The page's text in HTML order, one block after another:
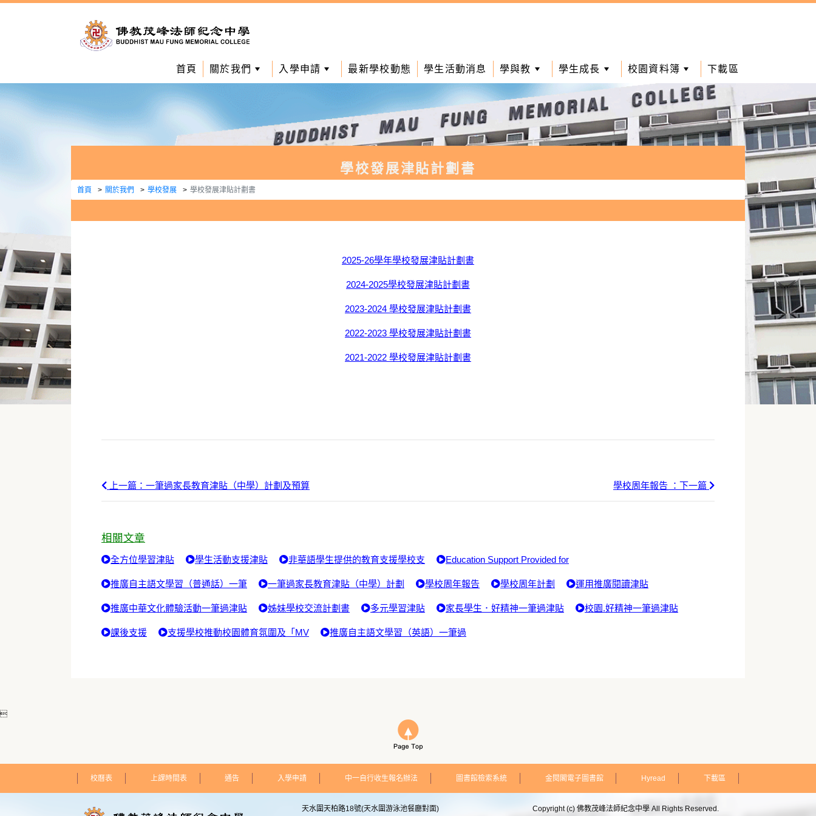
首頁 關於我們 入學申請 最新學校動態 學生活動消息 學與教 學生成長 校園資料簿 下載區
學校發展津貼計劃書
首頁 關於我們 學校發展 學校發展津貼計劃書
2025-26學年學校發展津貼計劃書
2024-2025學校發展津貼計劃書
2023-2024 學校發展津貼計劃書
2022-2023 學校發展津貼計劃書
2021-2022 學校發展津貼計劃書
上一篇：一筆過家長教育津貼（中學）計劃及預算 學校周年報告 ：下一篇
相關文章
全方位學習津貼 學生活動支援津貼 非華語學生提供的教育支援學校支 Education Support Provided for
推廣自主語文學習（普通話）一筆 一筆過家長教育津貼（中學）計劃 學校周年報告 學校周年計劃 運用推廣閱讀津貼
推廣中華文化體驗活動一筆過津貼 姊妹學校交流計劃書 多元學習津貼 家長學生．好精神一筆過津貼 校園.好精神一筆過津貼
課後支援 支援學校推動校園體育氛圍及「MV 推廣自主語文學習（英語）一筆過

校曆表 上課時間表 通告 入學申請 中一自行收生報名辦法 圖書館檢索系統 金閱閣電子圖書館 Hyread 下載區
天水圍天柏路18號(天水圍游泳池餐廳對面) Copyright (c) 佛教茂峰法師紀念中學 All Rights Reserved.